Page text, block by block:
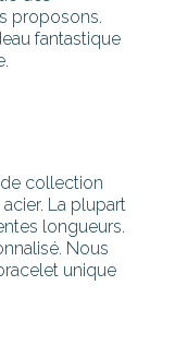
proposons.
fantastique
collection
La plupart
longueurs.
Nous
unique